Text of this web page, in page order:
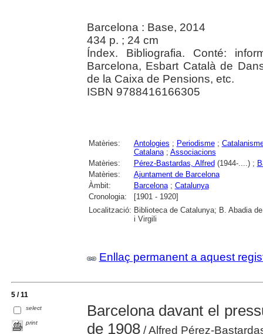
Barcelona : Base, 2014
434 p. ; 24 cm
Índex. Bibliografia. Conté:
Barcelona, Esbart Català de
de la Caixa de Pensions, etc.
ISBN 9788416166305
Matèries: Antologies ; Periodisme;
Catalana; Associacions
Matèries:
Pérez-Bastardas, Alfred (1944-....) ;
Matèries:
Ajuntament de Barcelona
Àmbit:
Barcelona; Catalunya
Cronologia:
[1901 - 1920]
Localització: Biblioteca de Catalunya; B. Abadia
i Virgili
Enllaç permanent a aquest
5 / 11
select
print
Barcelona davant el
de 1908/ Alfred Pérez-